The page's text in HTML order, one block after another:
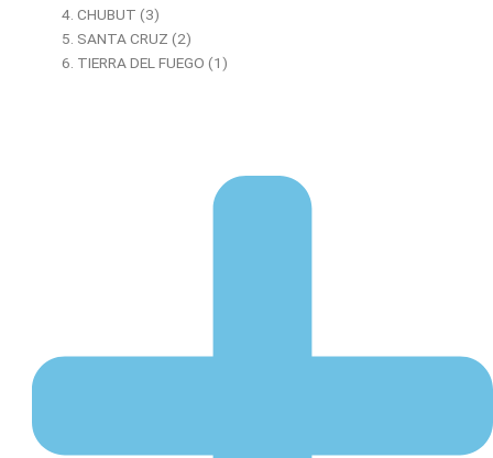
CHUBUT (3)
SANTA CRUZ (2)
TIERRA DEL FUEGO (1)